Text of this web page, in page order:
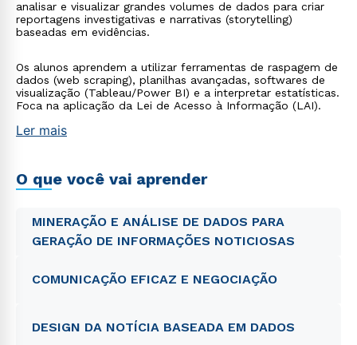
analisar e visualizar grandes volumes de dados para criar
reportagens investigativas e narrativas (storytelling)
baseadas em evidências.
Os alunos aprendem a utilizar ferramentas de raspagem de
dados (web scraping), planilhas avançadas, softwares de
visualização (Tableau/Power BI) e a interpretar estatísticas.
Foca na aplicação da Lei de Acesso à Informação (LAI).
Ler mais
O que você vai aprender
MINERAÇÃO E ANÁLISE DE DADOS PARA
GERAÇÃO DE INFORMAÇÕES NOTICIOSAS
COMUNICAÇÃO EFICAZ E NEGOCIAÇÃO
DESIGN DA NOTÍCIA BASEADA EM DADOS